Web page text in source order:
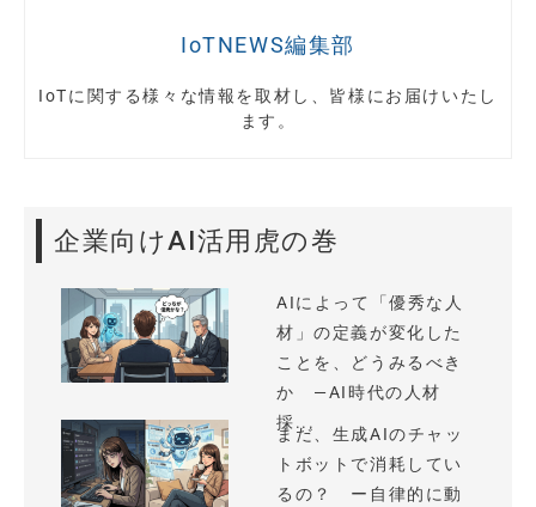
IoTNEWS編集部
IoTに関する様々な情報を取材し、皆様にお届けいたし
ます。
企業向けAI活用虎の巻
AIによって「優秀な人
材」の定義が変化した
ことを、どうみるべき
か —AI時代の人材
採...
まだ、生成AIのチャッ
トボットで消耗してい
るの？ ー自律的に動